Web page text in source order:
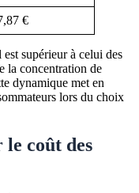
€
supérieur à celui des
la concentration de
dynamique met en
lors du choix
le coût des